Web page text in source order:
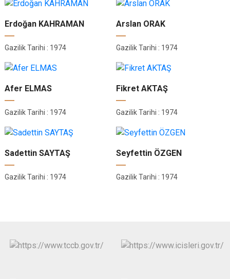
Erdoğan KAHRAMAN
Gazilik Tarihi : 1974
Arslan ORAK
Gazilik Tarihi : 1974
Afer ELMAS
Gazilik Tarihi : 1974
Fikret AKTAŞ
Gazilik Tarihi : 1974
Sadettin SAYTAŞ
Gazilik Tarihi : 1974
Seyfettin ÖZGEN
Gazilik Tarihi : 1974